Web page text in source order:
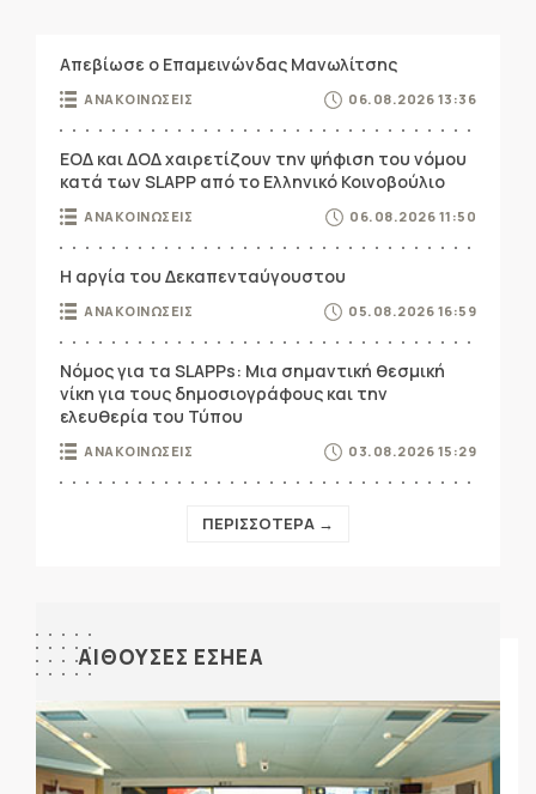
Απεβίωσε ο Επαμεινώνδας Μανωλίτσης
ΑΝΑΚΟΙΝΩΣΕΙΣ 06.08.2026 13:36
ΕΟΔ και ΔΟΔ χαιρετίζουν την ψήφιση του νόμου
κατά των SLAPP από το Ελληνικό Κοινοβούλιο
ΑΝΑΚΟΙΝΩΣΕΙΣ 06.08.2026 11:50
Η αργία του Δεκαπενταύγουστου
ΑΝΑΚΟΙΝΩΣΕΙΣ 05.08.2026 16:59
Νόμος για τα SLAPPs: Μια σημαντική θεσμική
νίκη για τους δημοσιογράφους και την
ελευθερία του Τύπου
ΑΝΑΚΟΙΝΩΣΕΙΣ 03.08.2026 15:29
ΠΕΡΙΣΣΟΤΕΡΑ →
ΑΙΘΟΥΣΕΣ ΕΣΗΕΑ